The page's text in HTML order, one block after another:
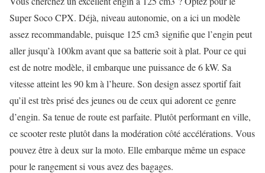
Super Soco CPX. Déjà, niveau autonomie, on a ici un modèle
assez recommandable, puisque 125 cm3 signifie que l’engin peut
aller jusqu’à 100km avant que sa batterie soit à plat. Pour ce qui
est de notre modèle, il embarque une puissance de 6 kW. Sa
vitesse atteint les 90 km à l’heure. Son design assez sportif fait
qu’il est très prisé des jeunes ou de ceux qui adorent ce genre
d’engin. Sa tenue de route est parfaite. Plutôt performant en ville,
ce scooter reste plutôt dans la modération côté accélérations. Vous
pouvez être à deux sur la moto. Elle embarque même un espace
pour le rangement si vous avez des bagages.